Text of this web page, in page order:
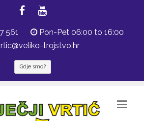
561
Pon-Pet 06:00 to 16:00
trojstvo.hr
Gdje smo?